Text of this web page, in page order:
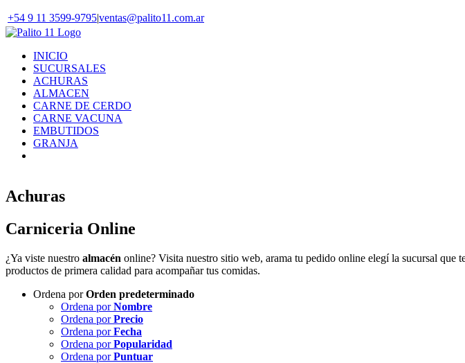
to
content
+54 9 11 3599-9795|ventas@palito11.com.ar
INICIO
SUCURSALES
ACHURAS
ALMACEN
CARNE DE CERDO
CARNE VACUNA
EMBUTIDOS
GRANJA
Achuras
Carniceria Online
¿Ya viste nuestro almacén online? Visita nuestro sitio web, arama tu pedido online elegí la sucursal que
productos de primera calidad para acompañar tus comidas.
Ordena porOrden predeterminado
Ordena porNombre
Ordena porPrecio
Ordena porFecha
Ordena porPopularidad
Ordena porPuntuar